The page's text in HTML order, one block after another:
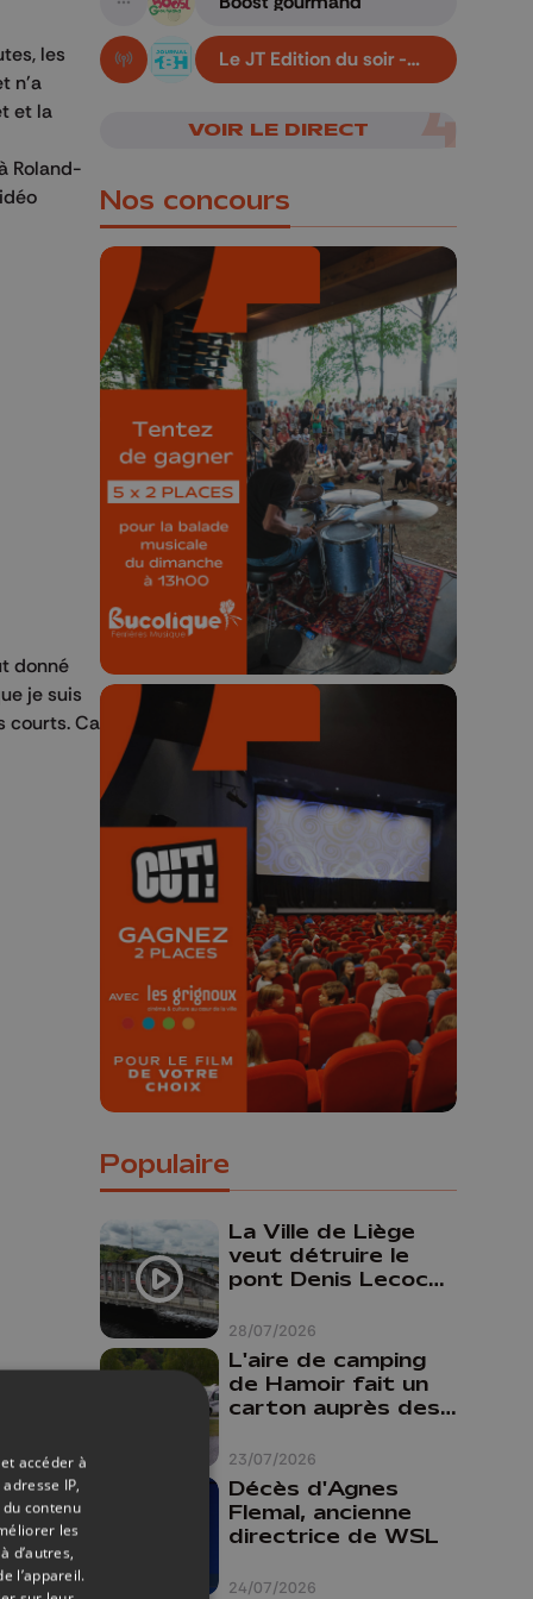
les
n'a
et la
Roland-
donné
je suis
courts. Ca
A suivre
En live!
Le JT Edition du soir -
VOIR LE DIRECT
Nos concours
🎁 Gagnez 5x2
places pour le
Bucolique Ferrières
Festival 🌿🎶
Concours valable jusqu'au 9 août,
23h59.
🎬 Concours CUT x
Les Grignoux ✨
Concours permanent - 2 places à
gagner chaque semaine !
Populaire
28/07/2026
La Ville de Liège
veut détruire le
pont Denis Lecocq
budget pour le
faire
23/07/2026
L'aire de camping
de Hamoir fait un
carton auprès des
24/07/2026
Décès d'Agnes
Flemal, ancienne
directrice de WSL
accéder à
IP,
contenu
les
d’autres,
l’appareil.